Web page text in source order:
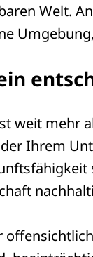
Welt.
weit mehr
Ihrem